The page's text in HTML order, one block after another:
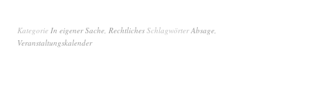
Kategorie In eigener Sache, Rechtliches SchlagwörterAbsage,
Veranstaltungskalender